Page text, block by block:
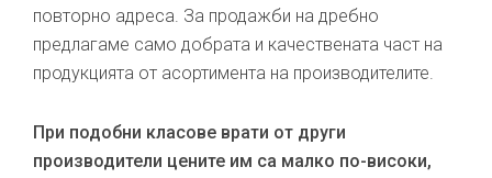
повторно адреса. За продажби на дребно
предлагаме само добрата и качествената част на
продукцията от асортимента на производителите.
При подобни класове врати от други
производители цените им са малко по-високи,